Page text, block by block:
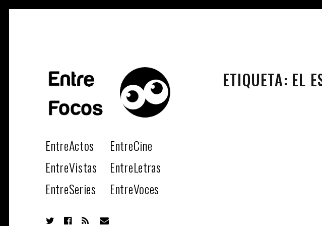
música y arte.
EntreActos
EntreCine
EntreVistas
EntreLetras
EntreSeries
EntreVoces
ETIQUETA: EL